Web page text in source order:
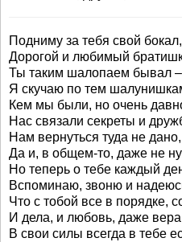
Подниму за тебя свой бокал,
Дорогой и любимый
Ты таким шалопаем бывал –
Я скучаю по тем
Кем мы были, но очень
Нас связали секреты и
Нам вернуться туда не дано,
Да и, в общем-то, даже не
Но теперь о тебе каждый
Вспоминаю, звоню и
Что с тобой все в порядке,
И дела, и любовь, даже вера
В свои силы всегда в тебе